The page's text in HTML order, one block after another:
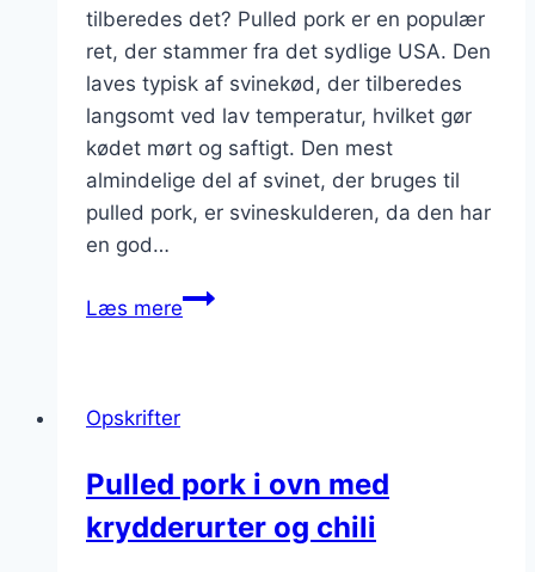
tilberedes det? Pulled pork er en populær
ret, der stammer fra det sydlige USA. Den
laves typisk af svinekød, der tilberedes
langsomt ved lav temperatur, hvilket gør
kødet mørt og saftigt. Den mest
almindelige del af svinet, der bruges til
pulled pork, er svineskulderen, da den har
en god…
Læs merePulled
Opskrifter
Pulled pork i ovn med
krydderurter og chili